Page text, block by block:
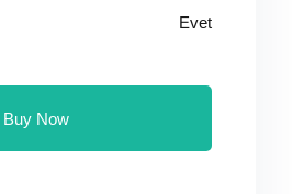
Evet
Buy Now